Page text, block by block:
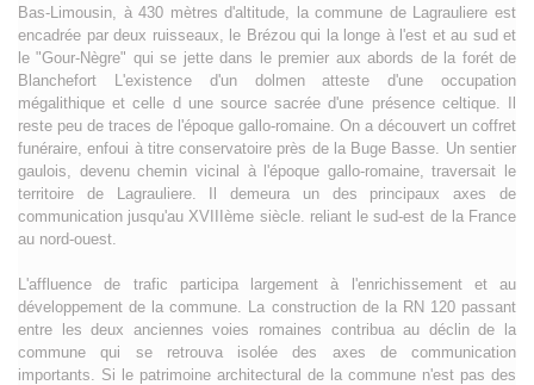
Bas-Limousin, à 430 mètres d'altitude, la commune de Lagrauliere est
encadrée par deux ruisseaux, le Brézou qui la longe à l'est et au sud et
le "Gour-Nègre" qui se jette dans le premier aux abords de la forét de
Blanchefort L'existence d'un dolmen atteste d'une occupation
mégalithique et celle d une source sacrée d'une présence celtique. Il
reste peu de traces de l'époque gallo-romaine. On a découvert un coffret
funéraire, enfoui à titre conservatoire près de la Buge Basse. Un sentier
gaulois, devenu chemin vicinal à l'époque gallo-romaine, traversait le
territoire de Lagrauliere. Il demeura un des principaux axes de
communication jusqu'au XVIIIème siècle. reliant le sud-est de la France
au nord-ouest.
L'affluence de trafic participa largement à l'enrichissement et au
développement de la commune. La construction de la RN 120 passant
entre les deux anciennes voies romaines contribua au déclin de la
commune qui se retrouva isolée des axes de communication
importants. Si le patrimoine architectural de la commune n'est pas des